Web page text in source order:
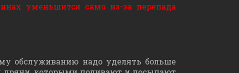
уменьшится само из-за перепада
обслуживанию надо уделять больше